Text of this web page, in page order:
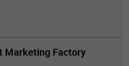
Marketing Factory